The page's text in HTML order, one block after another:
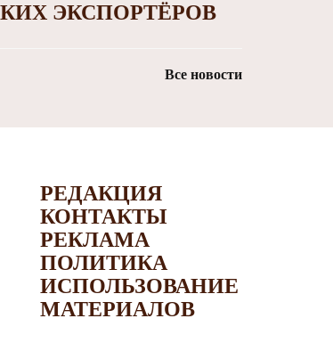
ЭКСПОРТЁРОВ
Все новости
РЕДАКЦИЯ
КОНТАКТЫ
РЕКЛАМА
ПОЛИТИКА
ИСПОЛЬЗОВАНИЕ
МАТЕРИАЛОВ